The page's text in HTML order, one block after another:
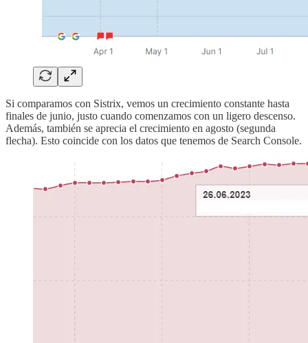
Si comparamos con Sistrix, vemos un crecimiento constante hasta
finales de junio, justo cuando comenzamos con un ligero descenso.
Además, también se aprecia el crecimiento en agosto (segunda
flecha). Esto coincide con los datos que tenemos de Search Console.